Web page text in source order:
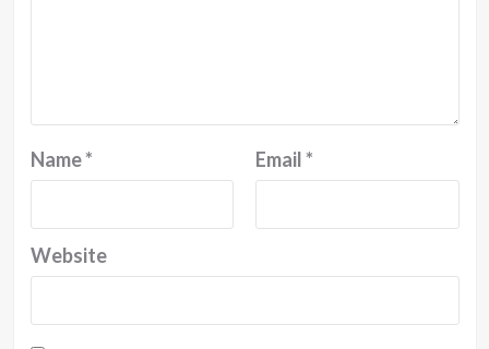
Name* Email*
Website